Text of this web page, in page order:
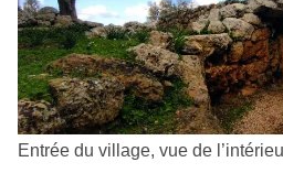
Entrée du village, vue de